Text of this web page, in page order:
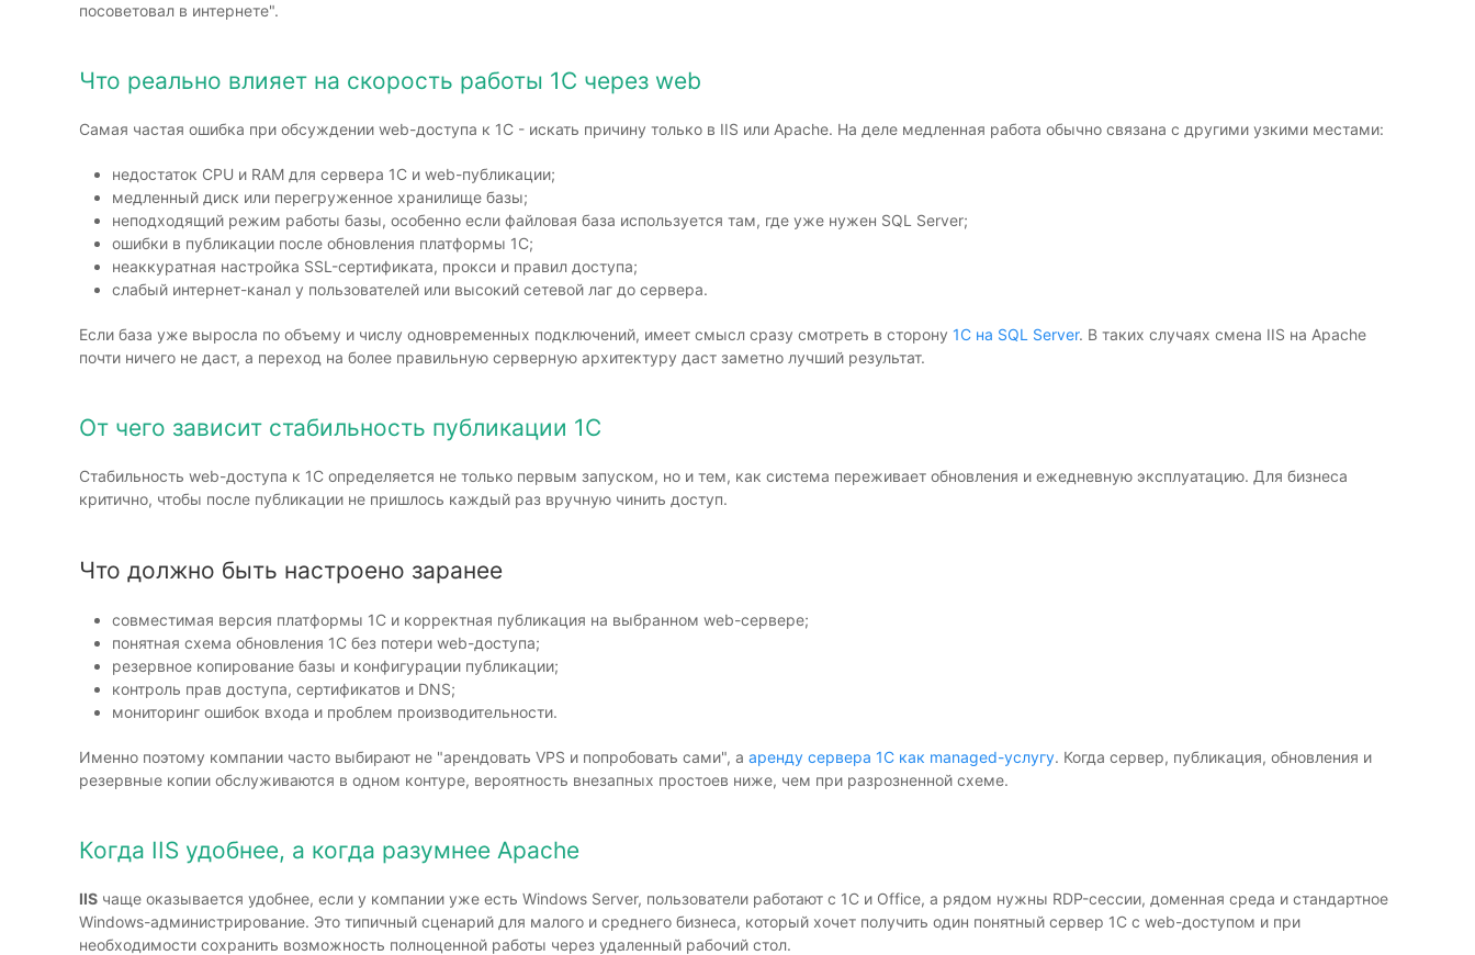
посоветовал в интернете".
Что реально влияет на скорость работы 1С через web
Самая частая ошибка при обсуждении web-доступа к 1С - искать причину только в IIS или Apache. На деле медленная работа обычно связана с другими узкими местами:
недостаток CPU и RAM для сервера 1С и web-публикации;
медленный диск или перегруженное хранилище базы;
неподходящий режим работы базы, особенно если файловая база используется там, где уже нужен SQL Server;
ошибки в публикации после обновления платформы 1С;
неаккуратная настройка SSL-сертификата, прокси и правил доступа;
слабый интернет-канал у пользователей или высокий сетевой лаг до сервера.
Если база уже выросла по объему и числу одновременных подключений, имеет смысл сразу смотреть в сторону 1С на SQL Server. В таких случаях смена IIS на Apache
почти ничего не даст, а переход на более правильную серверную архитектуру даст заметно лучший результат.
От чего зависит стабильность публикации 1С
Стабильность web-доступа к 1С определяется не только первым запуском, но и тем, как система переживает обновления и ежедневную эксплуатацию. Для бизнеса
критично, чтобы после публикации не пришлось каждый раз вручную чинить доступ.
Что должно быть настроено заранее
совместимая версия платформы 1С и корректная публикация на выбранном web-сервере;
понятная схема обновления 1С без потери web-доступа;
резервное копирование базы и конфигурации публикации;
контроль прав доступа, сертификатов и DNS;
мониторинг ошибок входа и проблем производительности.
Именно поэтому компании часто выбирают не "арендовать VPS и попробовать сами", а аренду сервера 1С как managed-услугу. Когда сервер, публикация, обновления и
резервные копии обслуживаются в одном контуре, вероятность внезапных простоев ниже, чем при разрозненной схеме.
Когда IIS удобнее, а когда разумнее Apache
IIS чаще оказывается удобнее, если у компании уже есть Windows Server, пользователи работают с 1С и Office, а рядом нужны RDP-сессии, доменная среда и стандартное
Windows-администрирование. Это типичный сценарий для малого и среднего бизнеса, который хочет получить один понятный сервер 1С с web-доступом и при
необходимости сохранить возможность полноценной работы через удаленный рабочий стол.